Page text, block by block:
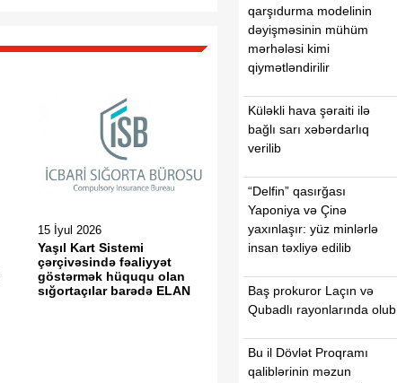
15 İyul 2026
Yaşıl Kart Sistemi
çərçivəsində fəaliyyət
göstərmək hüququ olan
sığortaçılar barədə ELAN
qarşıdurma modelinin
dəyişməsinin mühüm
mərhələsi kimi
qiymətləndirilir
Küləkli hava şəraiti ilə
bağlı sarı xəbərdarlıq
verilib
“Delfin” qasırğası
Yaponiya və Çinə
yaxınlaşır: yüz minlərlə
insan təxliyə edilib
Baş prokuror Laçın və
Qubadlı rayonlarında olub
Bu il Dövlət Proqramı
qaliblərinin məzun